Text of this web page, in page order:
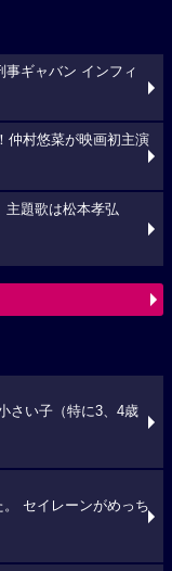
事ギャバン インフィ
仲村悠菜が映画初主演
主題歌は松本孝弘
さい子（特に3、4歳
セイレーンがめっち